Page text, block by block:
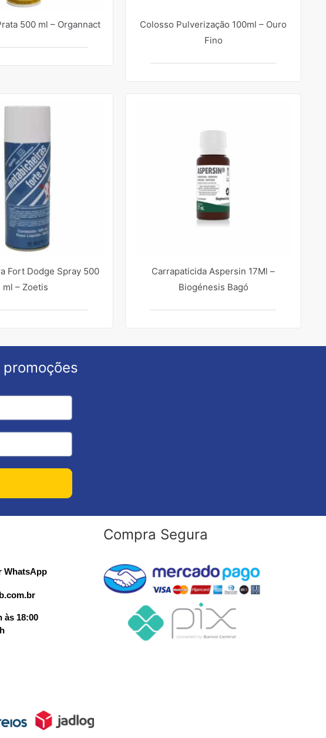
500 ml – Organnact
Colosso Pulverização 100ml – Ouro
Fino
Fort Dodge Spray 500
ml – Zoetis
Carrapaticida Aspersin 17Ml –
Biogénesis Bagó
WhatsApp
às 18:00
Compra Segura